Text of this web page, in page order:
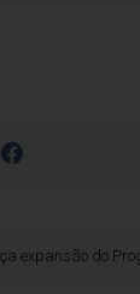
do Programa